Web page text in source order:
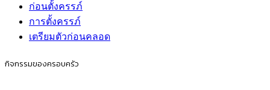
ก่อนตั้งครรภ์
การตั้งครรภ์
เตรียมตัวก่อนคลอด
กิจกรรมของครอบครัว